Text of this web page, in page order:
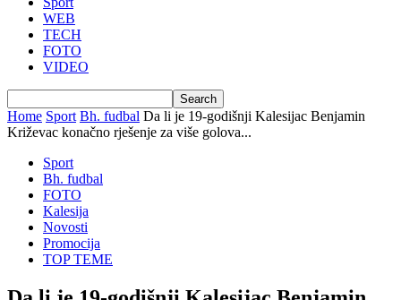
WEB
TECH
FOTO
VIDEO
Home Sport Bh. fudbal Da li je 19-godišnji Kalesijac Benjamin
Križevac konačno rješenje za više golova...
Sport
Bh. fudbal
FOTO
Kalesija
Novosti
Promocija
TOP TEME